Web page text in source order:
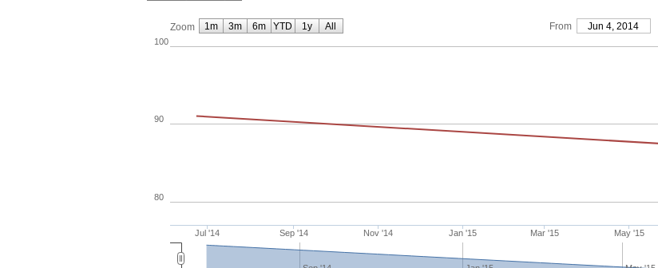
Zoom From Jun 4, 2014
Jul '14 Sep '14 Nov '14 Jan '15 Mar '15 May '15
80
90
100
1m 3m 6m YTD 1y All